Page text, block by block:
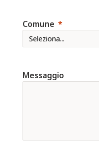
Comune
Messaggio